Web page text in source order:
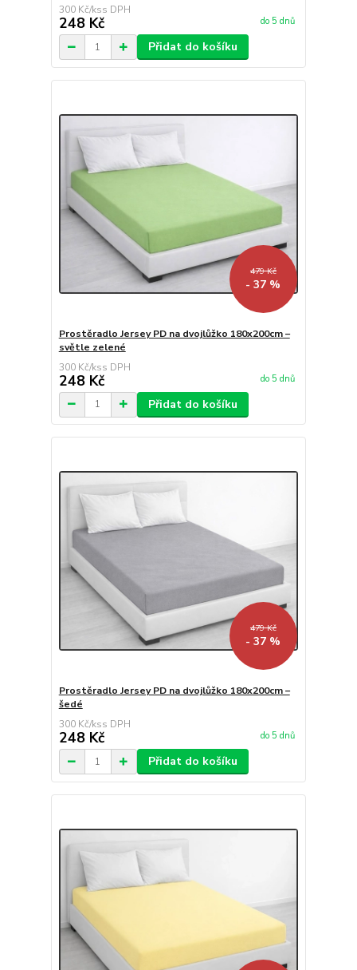
300 Kč/ks
248 Kč do 5 dnů
Přidat do košíku
479 Kč
- 37 %
Prostěradlo Jersey PD na dvojlůžko 180x200cm –
světle zelené
300 Kč/ks
248 Kč do 5 dnů
Přidat do košíku
479 Kč
- 37 %
Prostěradlo Jersey PD na dvojlůžko 180x200cm –
šedé
300 Kč/ks
248 Kč do 5 dnů
Přidat do košíku